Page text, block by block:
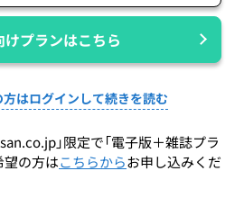
けプランはこちら
はログインして続きを読む
」限定で「電子版＋雑誌プラ
望の方はこちらからお申し込みくだ